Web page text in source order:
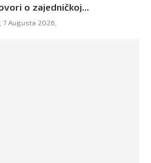
o zajedničkoj...
7 Augusta 2026,